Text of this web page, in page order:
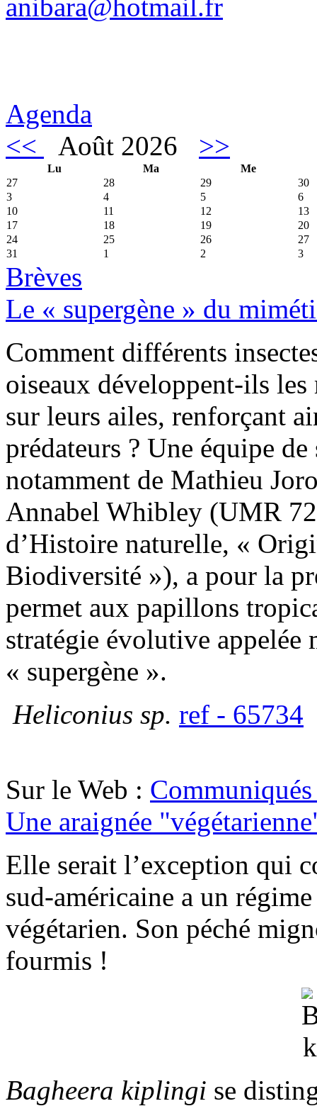
anibara@hotmail.fr
Agenda
<<
Août 2026 >>
Lu Ma
Me
27
28 29
30
3
4 5
6
10
11 12
13
17
18 19
20
24
25 26
27
31
1 2 3
Brèves
Le « supergène » du
Comment différents
oiseaux développent-ils les
sur leurs ailes, renforçant
prédateurs ? Une équipe
notamment de Mathieu
Annabel Whibley (UMR
d’Histoire naturelle, «
Biodiversité »), a pour la
permet aux papillons
stratégie évolutive
« supergène ».
Heliconius sp. ref - 65734
Sur le Web :
Une araignée
Elle serait l’exception qui
sud-américaine a un
végétarien. Son péché
fourmis !
Bagheera kiplingi se